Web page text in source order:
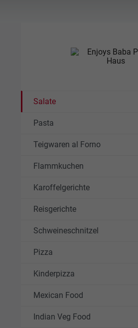
Salate
Pasta
Teigwaren al Forno
Flammkuchen
Karoffelgerichte
Reisgerichte
Schweineschnitzel
Pizza
Kinderpizza
Mexican Food
Indian Veg Food